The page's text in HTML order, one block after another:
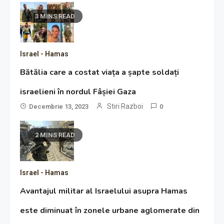
3 MINS READ
Israel - Hamas
Bătălia care a costat viața a șapte soldați
israelieni în nordul Fâșiei Gaza
Decembrie 13, 2023 Stiri Razboi 0
2 MINS READ
Israel - Hamas
Avantajul militar al Israelului asupra Hamas
este diminuat în zonele urbane aglomerate din